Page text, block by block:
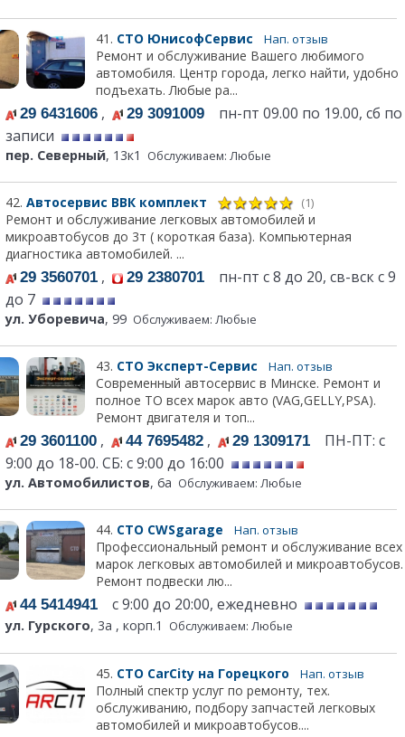
41. СТО ЮнисофСервис Нап. отзыв
Ремонт и обслуживание Вашего любимого
автомобиля. Центр города, легко найти, удобно
подъехать. Любые ра...
29 6431606 , 29 3091009 пн-пт 09.00 по 19.00, сб по
записи
пер. Северный, 13к1 Обслуживаем: Любые
42. Автосервис ВВК комплект (1)
Ремонт и обслуживание легковых автомобилей и
микроавтобусов до 3т ( короткая база). Компьютерная
диагностика автомобилей. ...
29 3560701 , 29 2380701 пн-пт с 8 до 20, св-вск с 9
до 7
ул. Уборевича, 99 Обслуживаем: Любые
43. СТО Эксперт-Сервис Нап. отзыв
Современный автосервис в Минске. Ремонт и
полное ТО всех марок авто (VAG,GELLY,PSA).
Ремонт двигателя и топ...
29 3601100 , 44 7695482 , 29 1309171 ПН-ПТ: с
9:00 до 18-00. СБ: с 9:00 до 16:00
ул. Автомобилистов, 6а Обслуживаем: Любые
44. СТО CWSgarage Нап. отзыв
Профессиональный ремонт и обслуживание всех
марок легковых автомобилей и микроавтобусов.
Ремонт подвески лю...
44 5414941 с 9:00 до 20:00, ежедневно
ул. Гурского, 3а , корп.1 Обслуживаем: Любые
45. СТО CarCity на Горецкого Нап. отзыв
Полный спектр услуг по ремонту, тех.
обслуживанию, подбору запчастей легковых
автомобилей и микроавтобусов....